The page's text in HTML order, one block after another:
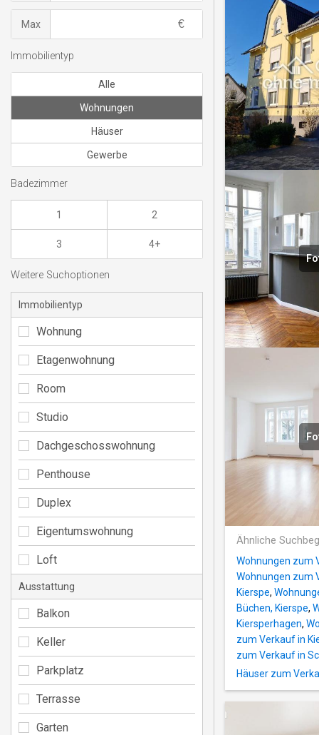
Ähnliche
Wohnungen zum
Wohnungen zum
Kierspe,
Büchen, Kierspe,
Kiersperhagen,
zum Verkauf in
zum Verkauf in
Häuser zum
Max
Immobilientyp
Alle
Wohnungen
Häuser
Gewerbe
Badezimmer
1 2
3 4+
Weitere Suchoptionen
Immobilientyp
Wohnung
Etagenwohnung
Room
Studio
Dachgeschosswohnung
Penthouse
Duplex
Eigentumswohnung
Loft
Ausstattung
Balkon
Keller
Parkplatz
Terrasse
Garten